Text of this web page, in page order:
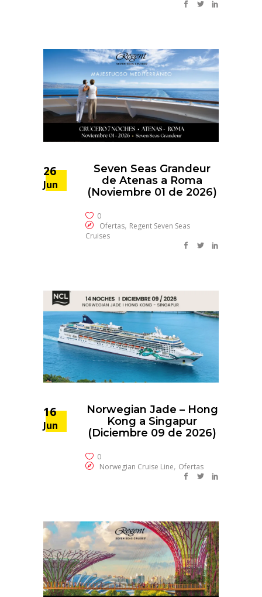
26
Jun
Seven Seas Grandeur
de Atenas a Roma
(Noviembre 01 de 2026)
0
Ofertas, Regent Seven Seas
Cruises
16
Jun
Norwegian Jade – Hong
Kong a Singapur
(Diciembre 09 de 2026)
0
Norwegian Cruise Line, Ofertas